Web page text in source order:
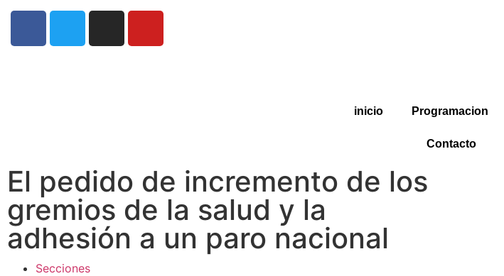
inicio Programacion
Contacto
El pedido de incremento de los
gremios de la salud y la
adhesión a un paro nacional
Secciones